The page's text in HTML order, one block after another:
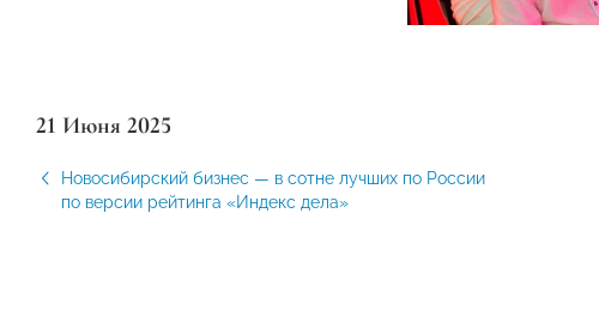
21 Июня 2025
Новосибирский бизнес — в сотне лучших по России
по версии рейтинга «Индекс дела»